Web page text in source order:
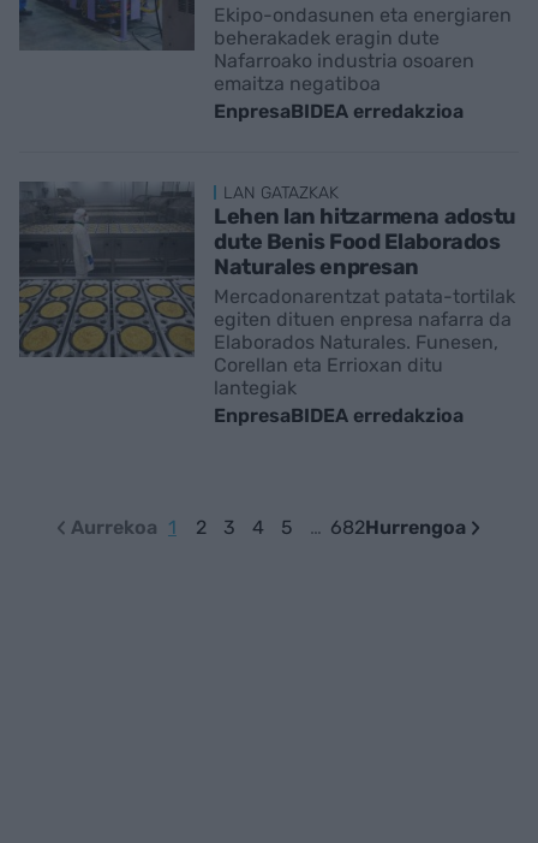
Ekipo-ondasunen eta energiaren
beherakadek eragin dute
Nafarroako industria osoaren
emaitza negatiboa
EnpresaBIDEA erredakzioa
LAN GATAZKAK
Lehen lan hitzarmena adostu
dute Benis Food Elaborados
Naturales enpresan
Mercadonarentzat patata-tortilak
egiten dituen enpresa nafarra da
Elaborados Naturales. Funesen,
Corellan eta Errioxan ditu
lantegiak
EnpresaBIDEA erredakzioa
Aurrekoa 1 2 3 4 5 … 682Hurrengoa